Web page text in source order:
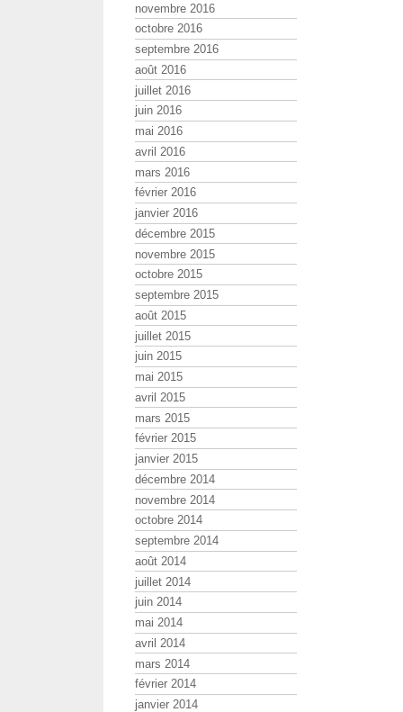
novembre 2016
octobre 2016
septembre 2016
août 2016
juillet 2016
juin 2016
mai 2016
avril 2016
mars 2016
février 2016
janvier 2016
décembre 2015
novembre 2015
octobre 2015
septembre 2015
août 2015
juillet 2015
juin 2015
mai 2015
avril 2015
mars 2015
février 2015
janvier 2015
décembre 2014
novembre 2014
octobre 2014
septembre 2014
août 2014
juillet 2014
juin 2014
mai 2014
avril 2014
mars 2014
février 2014
janvier 2014